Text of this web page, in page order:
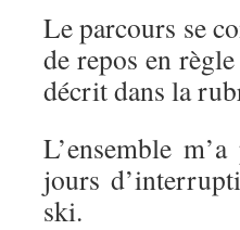
Le parcours se
de repos en
décrit dans la
L’ensemble
jours
ski.